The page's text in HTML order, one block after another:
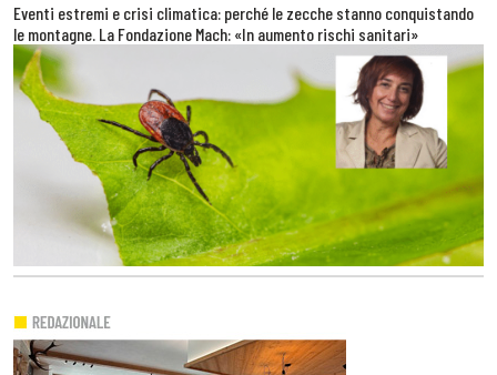
Eventi estremi e crisi climatica: perché le zecche stanno conquistando
le montagne. La Fondazione Mach: «In aumento rischi sanitari»